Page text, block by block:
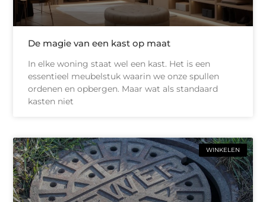
De magie van een kast op maat
In elke woning staat wel een kast. Het is een
essentieel meubelstuk waarin we onze spullen
ordenen en opbergen. Maar wat als standaard
kasten niet
WINKELEN